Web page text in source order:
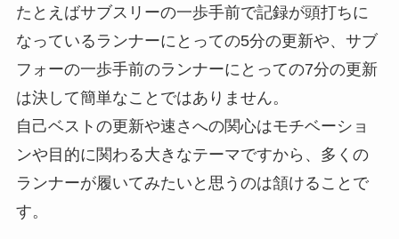
たとえばサブスリーの一歩手前で記録が頭打ちに
なっているランナーにとっての5分の更新や、サブ
フォーの一歩手前のランナーにとっての7分の更新
は決して簡単なことではありません。
自己ベストの更新や速さへの関心はモチベーショ
ンや目的に関わる大きなテーマですから、多くの
ランナーが履いてみたいと思うのは頷けることで
す。